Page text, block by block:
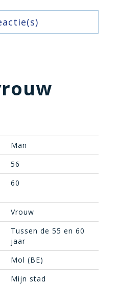
Man
56
60
Vrouw
Tussen de 55 en 60
jaar
Mol (BE)
Mijn stad